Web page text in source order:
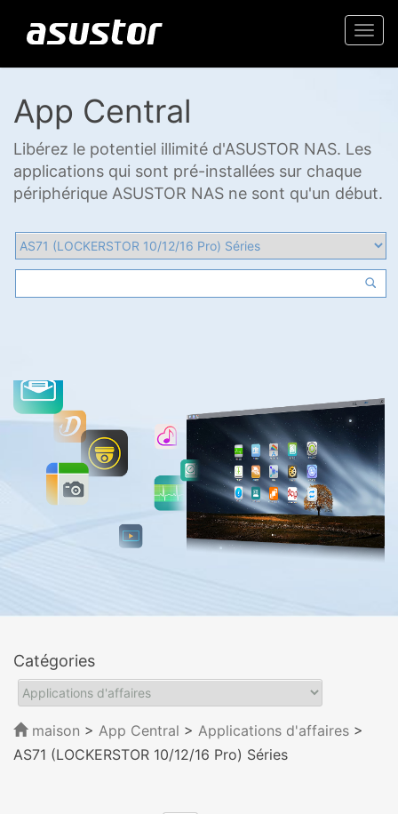
App Central
Libérez le potentiel illimité d'ASUSTOR NAS. Les
applications qui sont pré-installées sur chaque
périphérique ASUSTOR NAS ne sont qu'un début.
Catégories
maison > App Central > Applications d'affaires >
AS71 (LOCKERSTOR 10/12/16 Pro) Séries